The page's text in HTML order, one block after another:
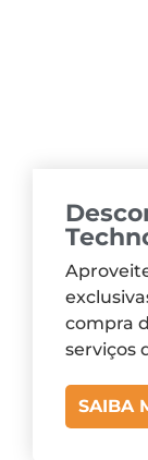
compra
serviços
SAIBA